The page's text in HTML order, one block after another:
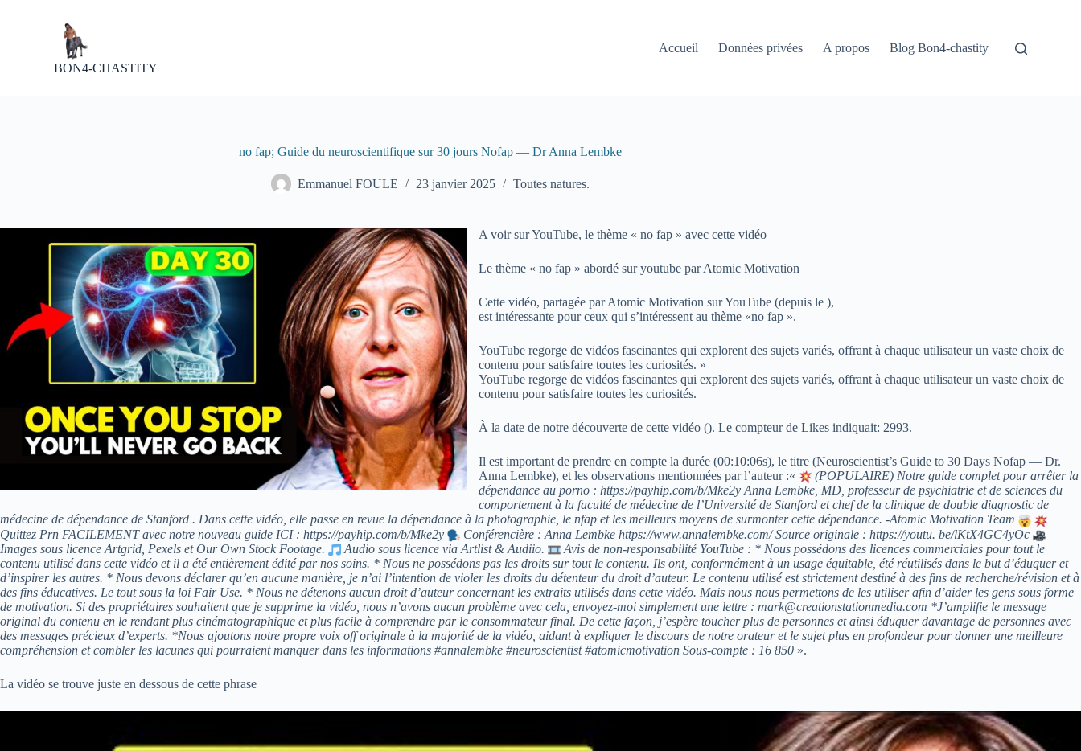
BON4-CHASTITY
Accueil Données privées A propos Blog Bon4-chastity
no fap; Guide du neuroscientifique sur 30 jours Nofap — Dr Anna Lembke
Emmanuel FOULE 23 janvier 2025 Toutes natures.
A voir sur YouTube, le thème « no fap » avec cette vidéo
Le thème « no fap » abordé sur youtube par Atomic Motivation
Cette vidéo, partagée par Atomic Motivation sur YouTube (depuis le ),
est intéressante pour ceux qui s’intéressent au thème «no fap ».
YouTube regorge de vidéos fascinantes qui explorent des sujets variés, offrant à chaque utilisateur un vaste choix de
contenu pour satisfaire toutes les curiosités. »
YouTube regorge de vidéos fascinantes qui explorent des sujets variés, offrant à chaque utilisateur un vaste choix de
contenu pour satisfaire toutes les curiosités.
À la date de notre découverte de cette vidéo (). Le compteur de Likes indiquait: 2993.
Il est important de prendre en compte la durée (00:10:06s), le titre (Neuroscientist’s Guide to 30 Days Nofap — Dr.
Anna Lembke), et les observations mentionnées par l’auteur :«
(POPULAIRE) Notre guide complet pour arrêter la
dépendance au porno : https://payhip.com/b/Mke2y Anna Lembke, MD, professeur de psychiatrie et de sciences du
comportement à la faculté de médecine de l’Université de Stanford et chef de la clinique de double diagnostic de
médecine de dépendance de Stanford . Dans cette vidéo, elle passe en revue la dépendance à la photographie, le nfap et les meilleurs moyens de surmonter cette dépendance. -Atomic Motivation Team
Quittez Prn FACILEMENT avec notre nouveau guide ICI : https://payhip.com/b/Mke2y
Conférencière : Anna Lembke https://www.annalembke.com/ Source originale : https://youtu. be/lKtX4GC4yOc
Images sous licence Artgrid, Pexels et Our Own Stock Footage.
Audio sous licence via Artlist & Audiio.
Avis de non-responsabilité YouTube : * Nous possédons des licences commerciales pour tout le
contenu utilisé dans cette vidéo et il a été entièrement édité par nos soins. * Nous ne possédons pas les droits sur tout le contenu. Ils ont, conformément à un usage équitable, été réutilisés dans le but d’éduquer et
d’inspirer les autres. * Nous devons déclarer qu’en aucune manière, je n’ai l’intention de violer les droits du détenteur du droit d’auteur. Le contenu utilisé est strictement destiné à des fins de recherche/révision et à
des fins éducatives. Le tout sous la loi Fair Use. * Nous ne détenons aucun droit d’auteur concernant les extraits utilisés dans cette vidéo. Mais nous nous permettons de les utiliser afin d’aider les gens sous forme
de motivation. Si des propriétaires souhaitent que je supprime la vidéo, nous n’avons aucun problème avec cela, envoyez-moi simplement une lettre : mark@creationstationmedia.com *J’amplifie le message
original du contenu en le rendant plus cinématographique et plus facile à comprendre par le consommateur final. De cette façon, j’espère toucher plus de personnes et ainsi éduquer davantage de personnes avec
des messages précieux d’experts. *Nous ajoutons notre propre voix off originale à la majorité de la vidéo, aidant à expliquer le discours de notre orateur et le sujet plus en profondeur pour donner une meilleure
compréhension et combler les lacunes qui pourraient manquer dans les informations #annalembke #neuroscientist #atomicmotivation Sous-compte : 16 850 ».
La vidéo se trouve juste en dessous de cette phrase